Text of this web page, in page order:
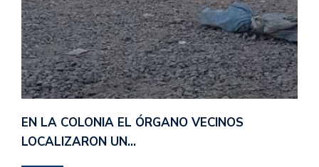
EN LA COLONIA EL ÓRGANO VECINOS
LOCALIZARON UN…